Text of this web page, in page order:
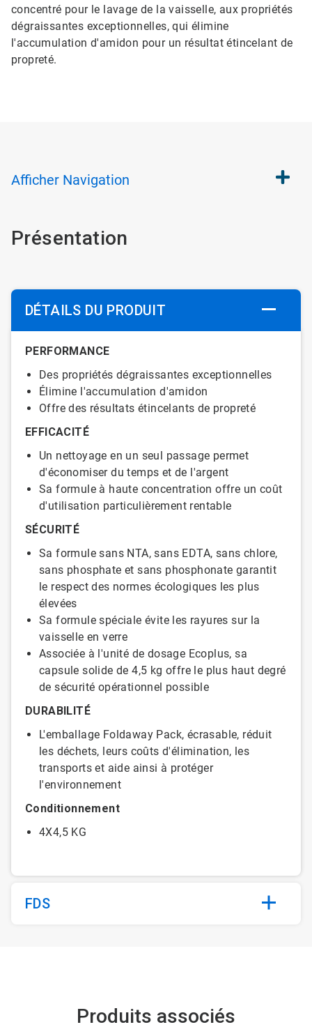
concentré pour le lavage de la vaisselle, aux propriétés
dégraissantes exceptionnelles, qui élimine
l'accumulation d'amidon pour un résultat étincelant de
propreté.
Afficher Navigation
Présentation
DÉTAILS DU PRODUIT
PERFORMANCE
Des propriétés dégraissantes exceptionnelles
Élimine l'accumulation d'amidon
Offre des résultats étincelants de propreté
EFFICACITÉ
Un nettoyage en un seul passage permet
d'économiser du temps et de l'argent
Sa formule à haute concentration offre un coût
d'utilisation particulièrement rentable
SÉCURITÉ
Sa formule sans NTA, sans EDTA, sans chlore,
sans phosphate et sans phosphonate garantit
le respect des normes écologiques les plus
élevées
Sa formule spéciale évite les rayures sur la
vaisselle en verre
Associée à l'unité de dosage Ecoplus, sa
capsule solide de 4,5 kg offre le plus haut degré
de sécurité opérationnel possible
DURABILITÉ
L'emballage Foldaway Pack, écrasable, réduit
les déchets, leurs coûts d'élimination, les
transports et aide ainsi à protéger
l'environnement
Conditionnement
4X4,5 KG
FDS
Produits associés